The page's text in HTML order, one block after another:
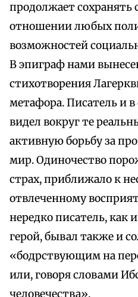
продолжает сохранять
отношении любых
возможностей
В эпиграф нами
стихотворения
метафора. Писатель и в
видел вокруг те
активную борьбу за
мир. Одиночество
страх, приближало к
отвлеченному
нередко писатель, как
герой, бывал также и
«бодрствующим на
или, говоря словами
человечества».